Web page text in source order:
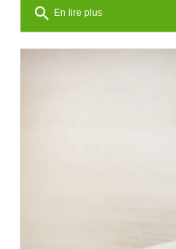
search En lire plus